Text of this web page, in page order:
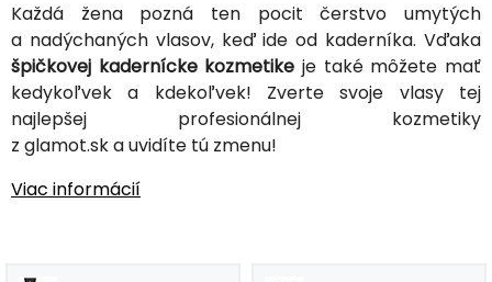
Každá žena pozná ten pocit čerstvo umytých
a nadýchaných vlasov, keď ide od kaderníka. Vďaka
špičkovej kadernícke kozmetike je také môžete mať
kedykoľvek a kdekoľvek! Zverte svoje vlasy tej
najlepšej profesionálnej kozmetiky
z glamot.sk a uvidíte tú zmenu!
Viac informácií